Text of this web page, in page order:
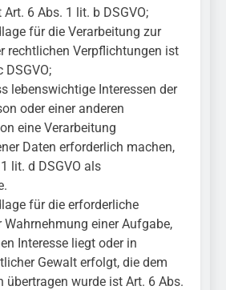
6 Abs. 1 lit. b DSGVO;
für die Verarbeitung zur
rechtlichen Verpflichtungen ist
DSGVO;
lebenswichtige Interessen der
oder einer anderen
eine Verarbeitung
Daten erforderlich machen,
lit. d DSGVO als
für die erforderliche
Wahrnehmung einer Aufgabe,
Interesse liegt oder in
Gewalt erfolgt, die dem
übertragen wurde ist Art. 6 Abs.